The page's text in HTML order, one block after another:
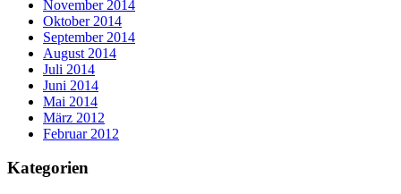
November 2014
Oktober 2014
September 2014
August 2014
Juli 2014
Juni 2014
Mai 2014
März 2012
Februar 2012
Kategorien